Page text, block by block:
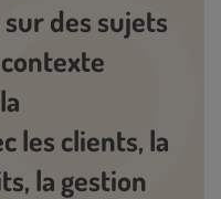
des sujets
les clients, la
la gestion